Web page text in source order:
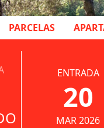
PARCELAS
ENTRADA
20
MAR 2026